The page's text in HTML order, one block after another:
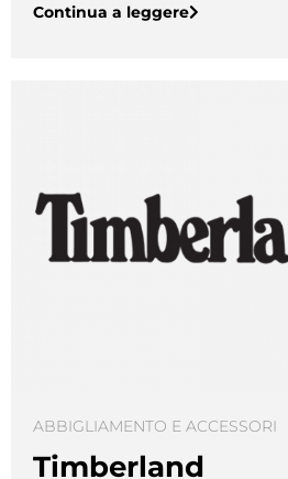
Continua a leggere
ABBIGLIAMENTO E ACCESSORI
Timberland